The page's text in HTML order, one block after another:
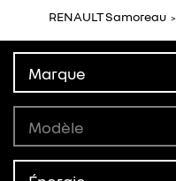
RENAULT Samoreau
Marque
Modèle